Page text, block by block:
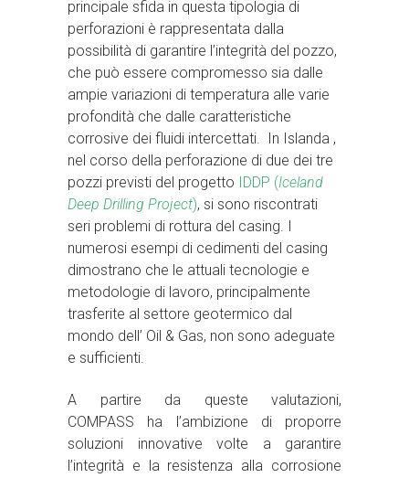
principale sfida in questa tipologia di
perforazioni è rappresentata dalla
possibilità di garantire l’integrità del pozzo,
che può essere compromesso sia dalle
ampie variazioni di temperatura alle varie
profondità che dalle caratteristiche
corrosive dei fluidi intercettati. In Islanda ,
nel corso della perforazione di due dei tre
pozzi previsti del progetto
IDDP (Iceland
Deep Drilling Project), si sono riscontrati
seri problemi di rottura del casing. I
numerosi esempi di cedimenti del casing
dimostrano che le attuali tecnologie e
metodologie di lavoro, principalmente
trasferite al settore geotermico dal
mondo dell’ Oil & Gas, non sono adeguate
e sufficienti.
A partire da queste valutazioni,
COMPASS ha l’ambizione di proporre
soluzioni innovative volte a garantire
l’integrità e la resistenza alla corrosione